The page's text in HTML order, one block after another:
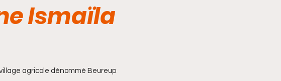
Sylvestre Basséné
Ismaïla
agricole dénommé Beureup